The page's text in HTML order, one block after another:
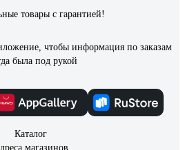
товары с гарантией!
чтобы информация по заказам
была под рукой
Каталог
магазинов